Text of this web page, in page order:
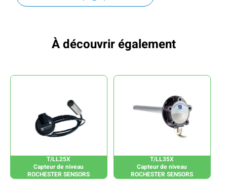
À découvrir également
T/LL25X
Capteur de niveau
ROCHESTER SENSORS
T/LL35X
Capteur de niveau
ROCHESTER SENSORS